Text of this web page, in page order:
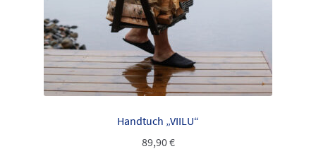
Handtuch „VIILU“
89,90€